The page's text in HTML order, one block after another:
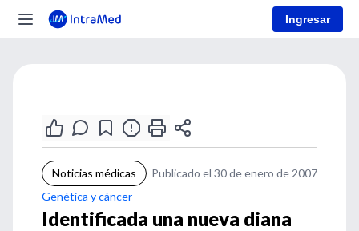
Ingresar
Noticias médicas
Publicado el 30 de enero de 2007
Genética y cáncer
Identificada una nueva diana